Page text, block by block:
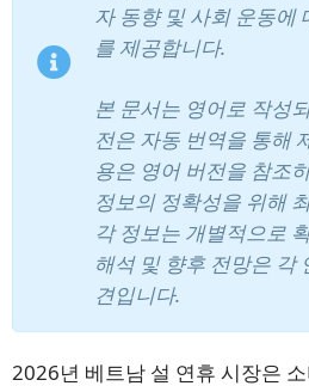
자 동향 및 사회 운동에
를 제공합니다.
본 문서는 영어로 작성
전은 자동 번역을 통해
용은 영어 버전을 참조
정보의 정확성을 위해
각 정보는 개별적으로
해석 및 향후 전망은 각
견입니다.
2026년 베트남 설 연휴 시장은